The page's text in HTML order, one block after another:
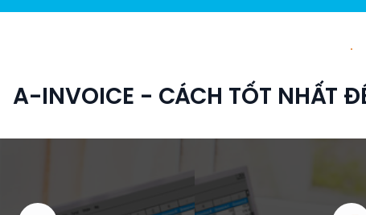
A-INVOICE - CÁCH TỐT NHẤT